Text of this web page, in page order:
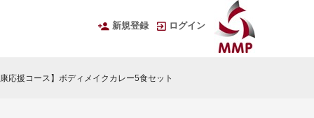
新規登録 ログイン
応援コース】ボディメイクカレー5食セット